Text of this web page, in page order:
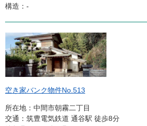
構造：-
空き家バンク物件No.513
所在地：中間市朝霧二丁目
交通：筑豊電気鉄道 通谷駅 徒歩8分